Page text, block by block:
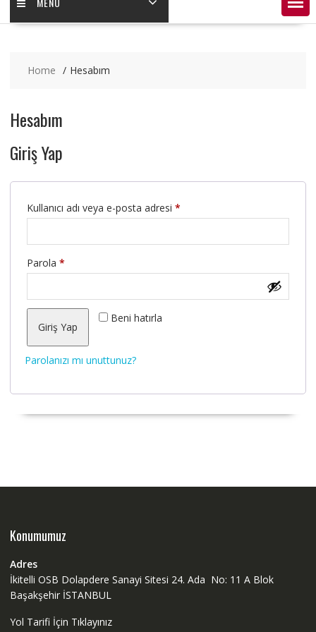
Home Hesabım
Hesabım
Giriş Yap
Kullanıcı adı veya e-posta adresi *Gerekli
Parola *Gerekli
Beni hatırla
Giriş Yap
Parolanızı mı unuttunuz?
Konumumuz
Adres
İkitelli OSB Dolapdere Sanayi Sitesi 24. Ada No: 11 A Blok
Başakşehir İSTANBUL
Yol Tarifi İçin Tıklayınız